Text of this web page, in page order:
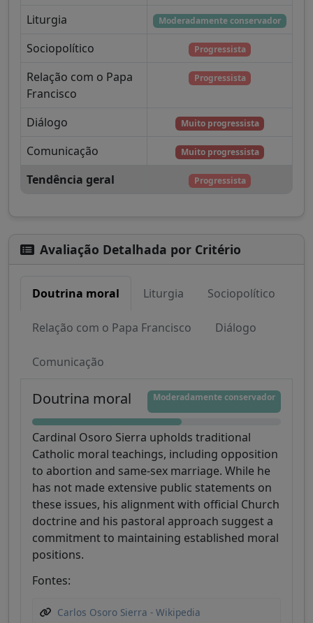
Liturgia Moderadamente conservador
Sociopolítico Progressista
Relação com o Papa
Francisco
Progressista
Diálogo Muito progressista
Comunicação Muito progressista
Tendência geral Progressista
Avaliação Detalhada por Critério
Doutrina moral Liturgia Sociopolítico
Relação com o Papa Francisco Diálogo
Comunicação
Doutrina moral Moderadamente conservador
Cardinal Osoro Sierra upholds traditional
Catholic moral teachings, including opposition
to abortion and same-sex marriage. While he
has not made extensive public statements on
these issues, his alignment with official Church
doctrine and his pastoral approach suggest a
commitment to maintaining established moral
positions.
Fontes:
Carlos Osoro Sierra - Wikipedia